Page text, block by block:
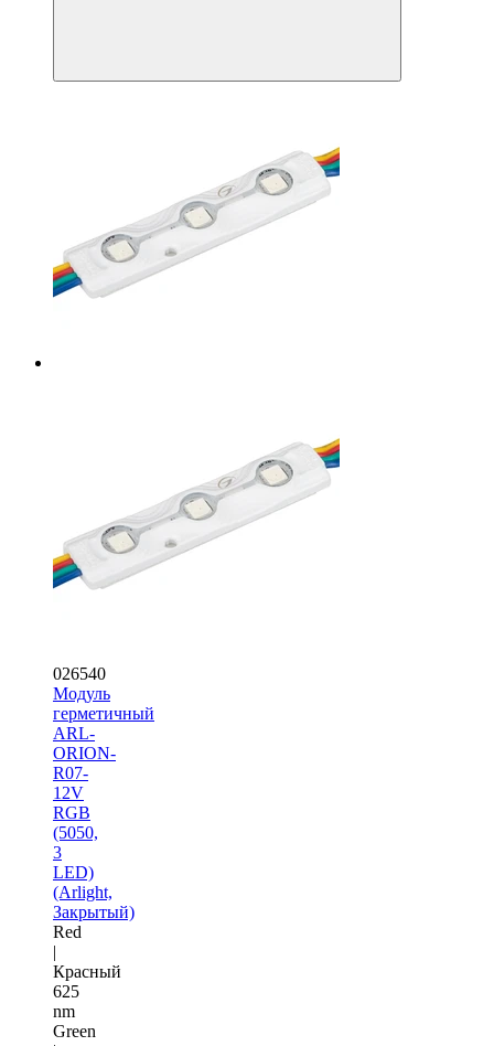
026540
Модуль
герметичный
ARL-
ORION-
R07-
12V
RGB
(5050,
3
LED)
(Arlight,
Закрытый)
Red
|
Красный
625
nm
Green